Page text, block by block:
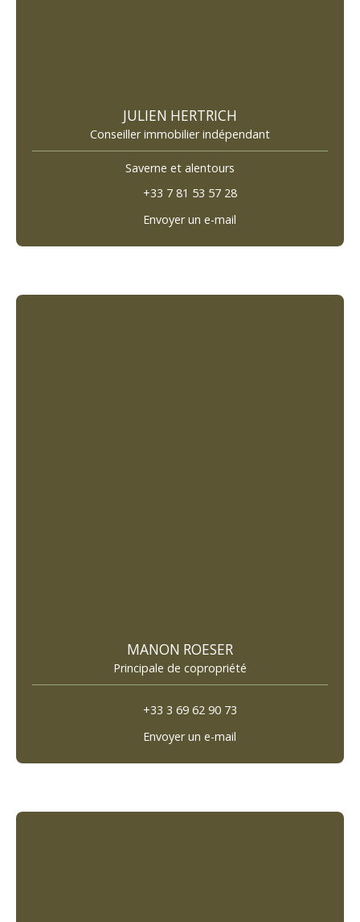
JULIEN HERTRICH
Conseiller immobilier indépendant
Saverne et alentours
+33 7 81 53 57 28
Envoyer un e-mail
MANON ROESER
Principale de copropriété
+33 3 69 62 90 73
Envoyer un e-mail